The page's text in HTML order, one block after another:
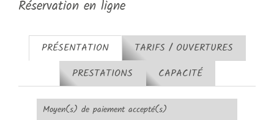
Réservation en ligne
PRÉSENTATION
TARIFS / OUVERTURES
PRESTATIONS
CAPACITÉ
Moyen(s) de paiement accepté(s)